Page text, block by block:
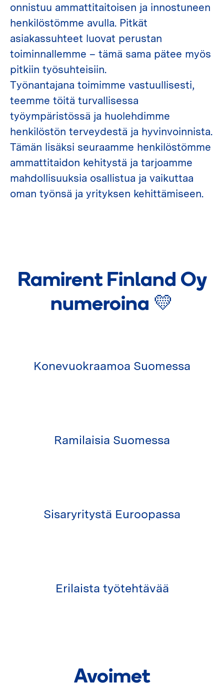
onnistuu ammattitaitoisen ja innostuneen
henkilöstömme avulla. Pitkät
asiakassuhteet luovat perustan
toiminnallemme – tämä sama pätee myös
pitkiin työsuhteisiin.
Työnantajana toimimme vastuullisesti,
teemme töitä turvallisessa
työympäristössä ja huolehdimme
henkilöstön terveydestä ja hyvinvoinnista.
Tämän lisäksi seuraamme henkilöstömme
ammattitaidon kehitystä ja tarjoamme
mahdollisuuksia osallistua ja vaikuttaa
oman työnsä ja yrityksen kehittämiseen.
Ramirent Finland Oy
numeroina 💛
Konevuokraamoa Suomessa
Ramilaisia Suomessa
Sisaryritystä Euroopassa
Erilaista työtehtävää
Avoimet